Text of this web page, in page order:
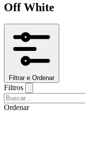
Off White
Filtrar e Ordenar
Filtros
Ordenar